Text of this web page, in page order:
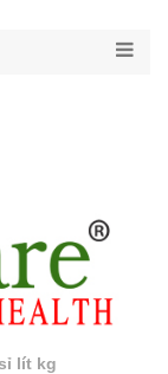
lít kg